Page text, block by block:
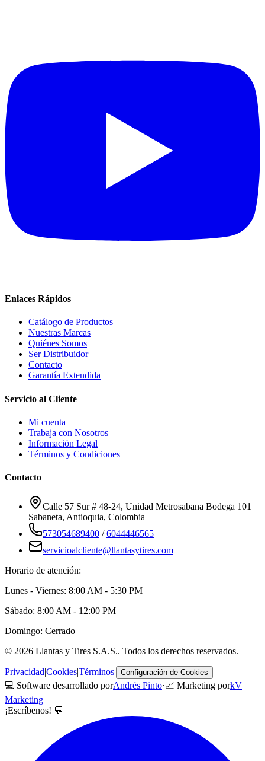
Enlaces Rápidos
Catálogo de Productos
Nuestras Marcas
Quiénes Somos
Ser Distribuidor
Contacto
Garantía Extendida
Servicio al Cliente
Mi cuenta
Trabaja con Nosotros
Información Legal
Términos y Condiciones
Contacto
Calle 57 Sur # 48-24, Unidad Metrosabana Bodega 101
Sabaneta, Antioquia, Colombia
573054689400 /6044446565
servicioalcliente@llantasytires.com
Horario de atención:
Lunes - Viernes: 8:00 AM - 5:30 PM
Sábado: 8:00 AM - 12:00 PM
Domingo: Cerrado
© 2026 Llantas y Tires S.A.S.. Todos los derechos reservados.
Privacidad|Cookies|Términos| Configuración de Cookies
💻 Software desarrollado porAndrés Pinto·📈 Marketing porkV
Marketing
¡Escríbenos! 💬